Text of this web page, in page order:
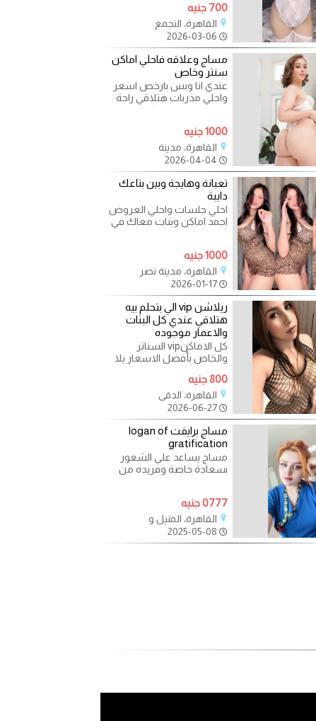
700 جنيه
القاهرة، التجمع
2026-03-06
مساج وعلاقه فاحلي اماكن
سنتر وخاص
عندي انا وبس بارخص اسعر
واحلي مدربات هتلاقي راحة
جسمك ومتعتك كل اللي
تبعتلي
1000 جنيه
القاهرة، مدينة
2026-04-04
تعبانة وهايجة وبين بتاعك
دايبة
احلي جلسات واحلي العروض
اجمد اماكن وبنات معاك في
كل مكان بنات من سن
كل
1000 جنيه
القاهرة، مدينة نصر
2026-01-17
ريلاشن vip الي بتحلم بيه
هتلاقي عندي كل البنات
والاعمار موجوده
كل الاماكنvip السناتر
والخاص بأفضل الاسعار يلا
اب فقط علشان ابعتلك
800 جنيه
القاهرة، الدقي
2026-06-27
مساج برايفت logan of
gratification
مساج يساعد علي الشعور
بسعادة خاصة وفريده من
القاهرة
0777 جنيه
القاهرة، المنيل و
2025-05-08